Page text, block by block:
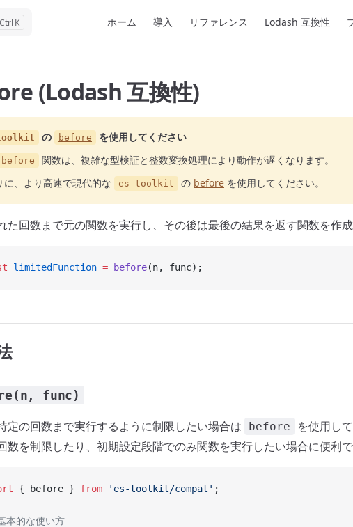
K ホーム 導入 リファレンス Lodash 互換性
(Lodash 互換性)
の before
を使用してください
before
関数は、複雑な型検証と整数変換処理により動作が遅くなります。
に、より高速で現代的な
es-toolkit の before を使用してください。
た回数まで元の関数を実行し、その後は最後の結果を返す関数を作
limitedFunction = before(n, func);
func)
定の回数まで実行するように制限したい場合は before
を使用し
数を制限したり、初期設定段階でのみ関数を実行したい場合に便利
{ before } from 'es-toolkit/compat' ;
的な使い方